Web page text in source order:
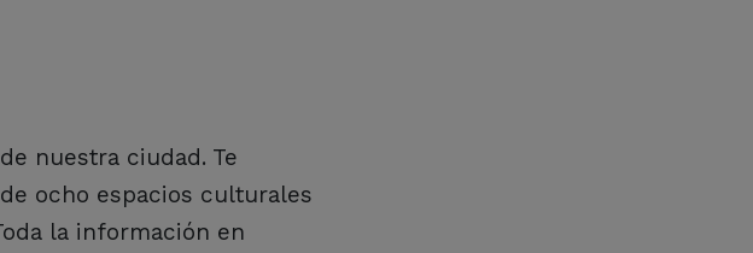
nuestra ciudad. Te
ocho espacios culturales
la información en